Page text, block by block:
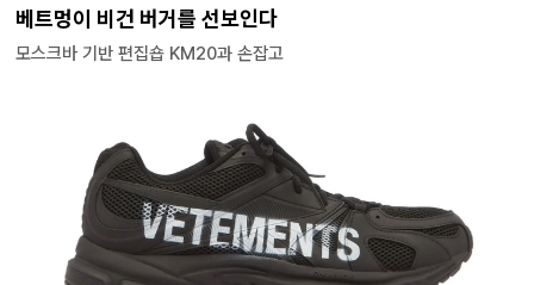
베트멍이 비건 버거를 선보인다
모스크바 기반 편집숍 KM20과 손잡고